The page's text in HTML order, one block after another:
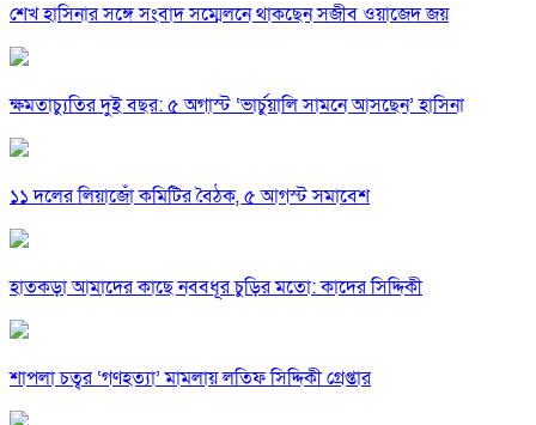
শেখ হাসিনার সঙ্গে সংবাদ সম্মেলনে থাকছেন সজীব ওয়াজেদ জয়
ক্ষমতাচ্যুতির দুই বছর: ৫ অগাস্ট ‘ভার্চুয়ালি সামনে আসছেন’ হাসিনা
১১ দলের লিয়াজোঁ কমিটির বৈঠক, ৫ আগস্ট সমাবেশ
হাতকড়া আমাদের কাছে নববধূর চুড়ির মতো: কাদের সিদ্দিকী
শাপলা চত্বর ‘গণহত্যা’ মামলায় লতিফ সিদ্দিকী গ্রেপ্তার